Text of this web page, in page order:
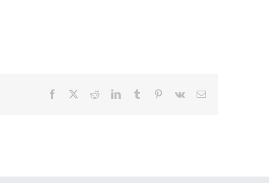
Facebook RedditLinkedInTumblr Pinterest
Vk
Correo